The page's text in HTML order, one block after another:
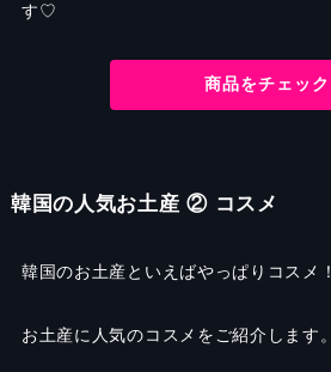
す♡
商品をチェック
韓国の人気お土産 ② コスメ
韓国のお土産といえばやっぱりコスメ！
お土産に人気のコスメをご紹介します。